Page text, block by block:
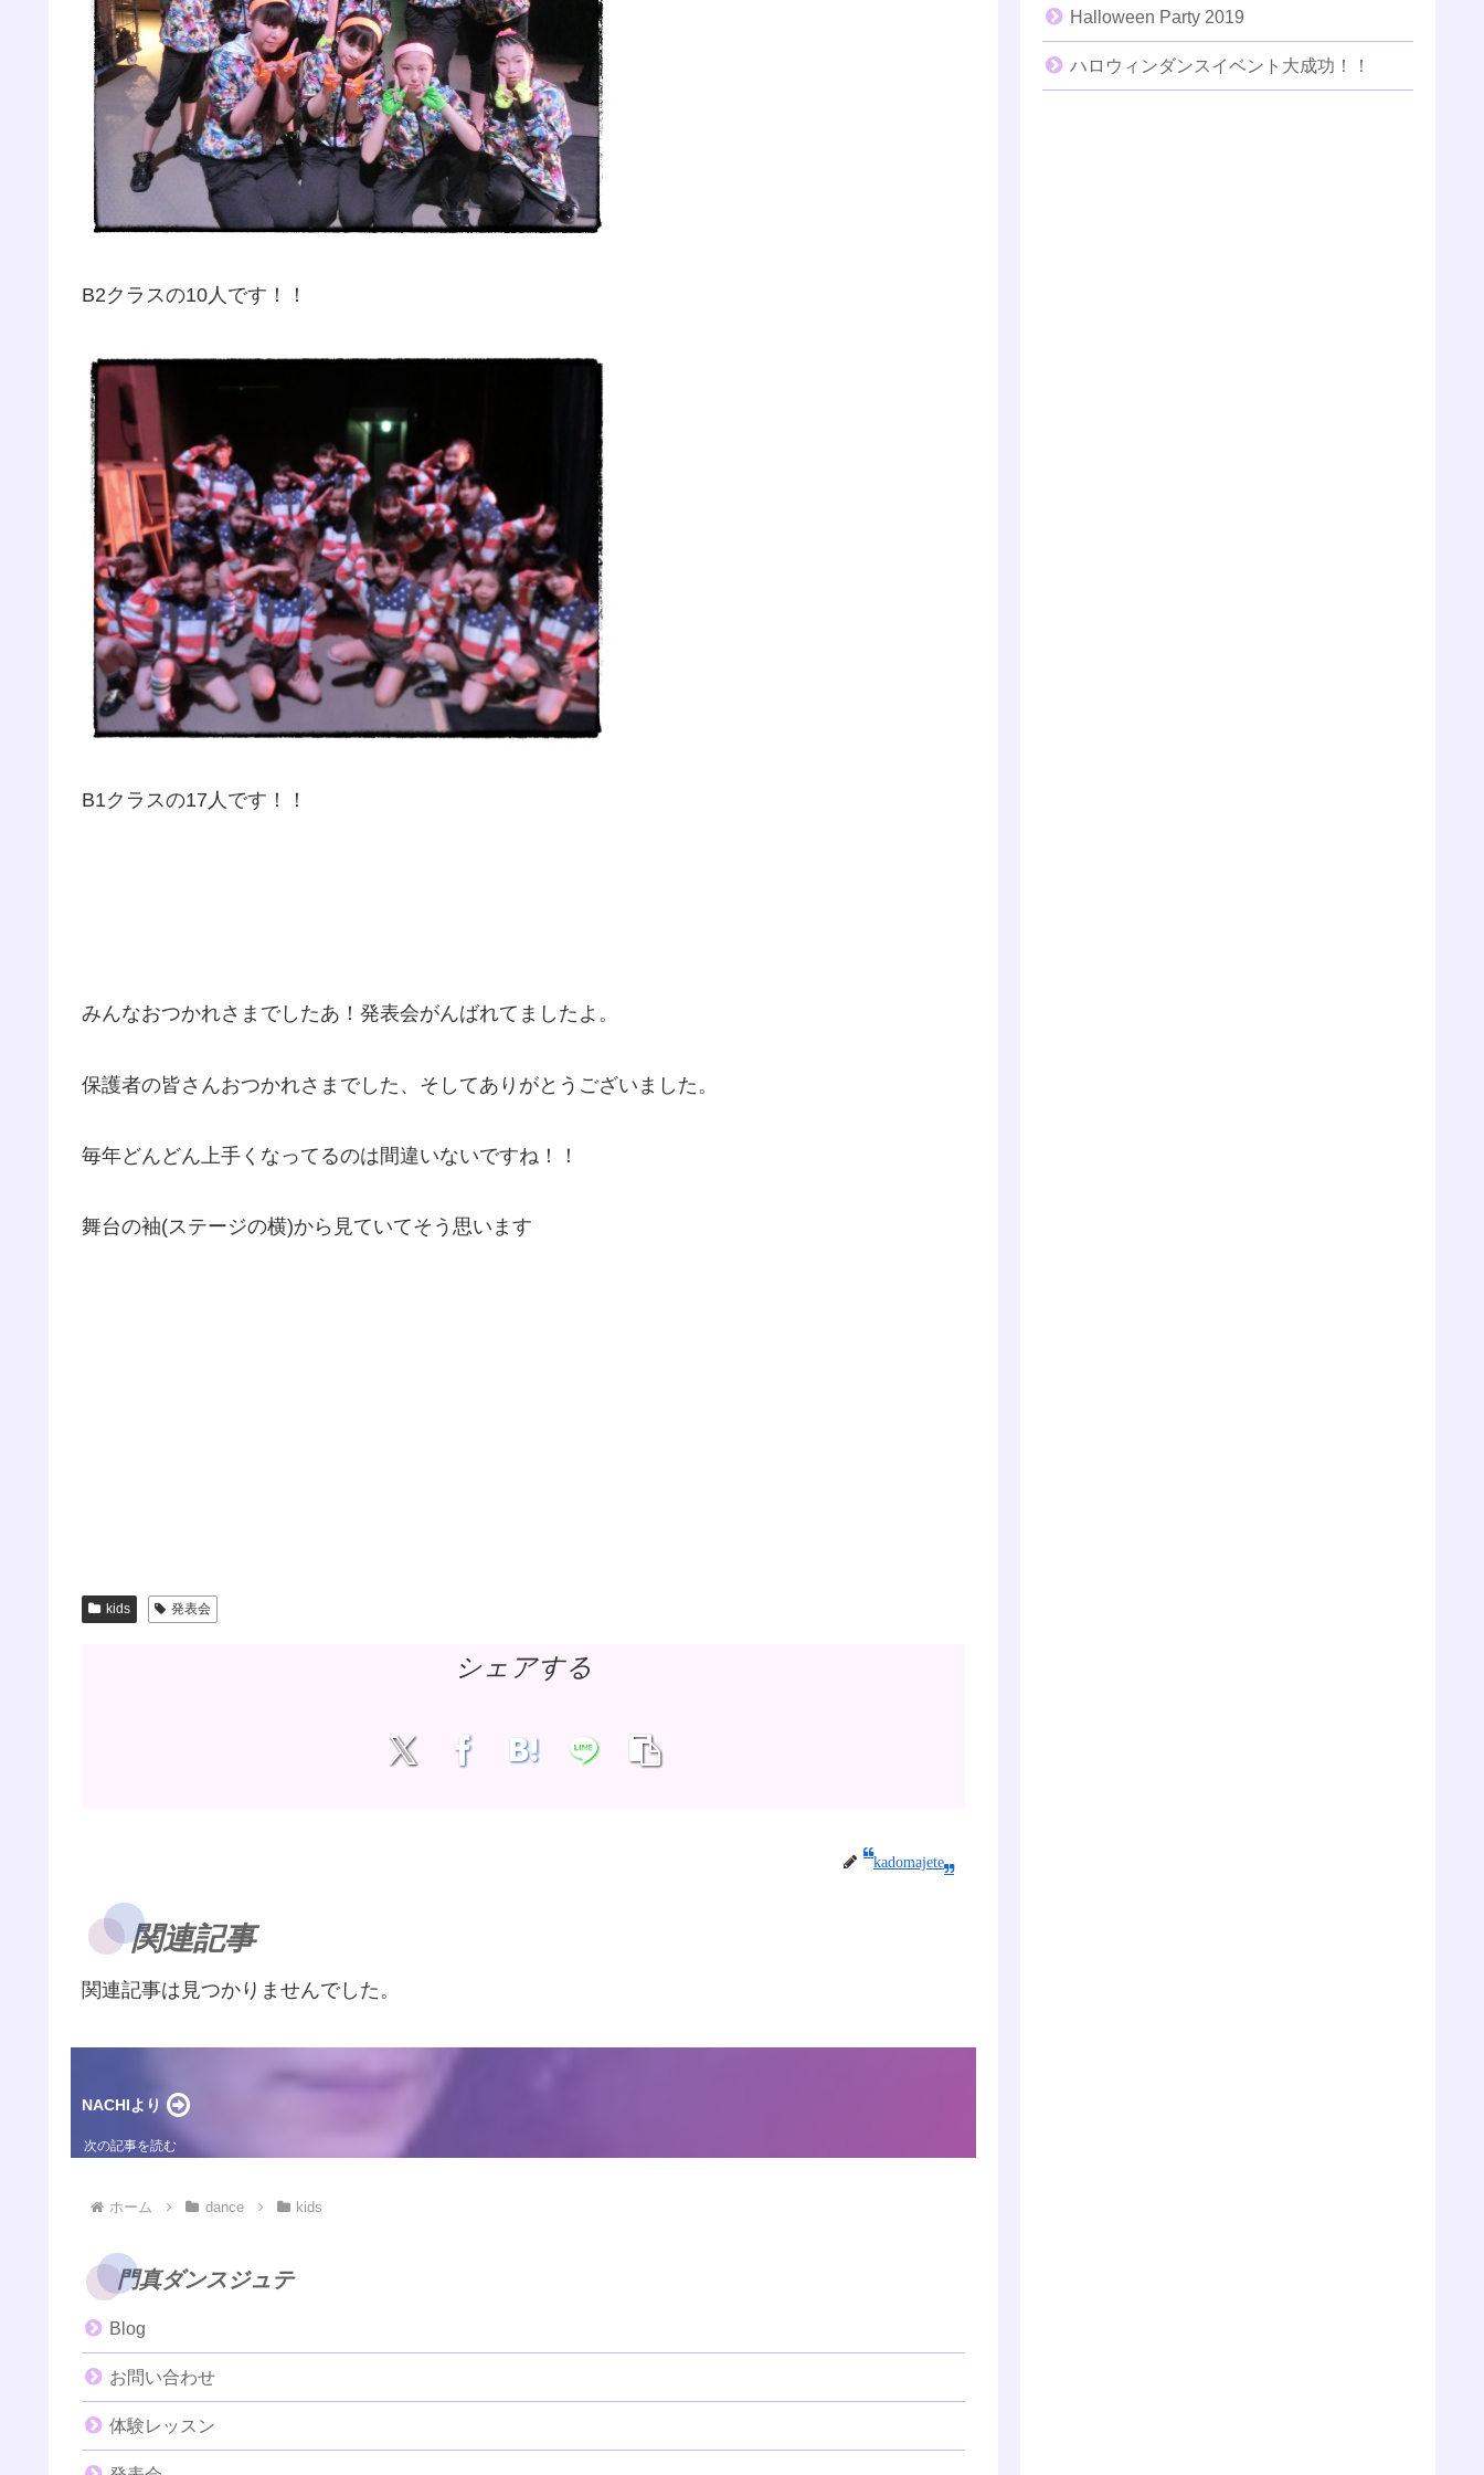
B2クラスの10人です！！
B1クラスの17人です！！
みんなおつかれさまでしたあ！発表会がんばれてましたよ。
保護者の皆さんおつかれさまでした、そしてありがとうございました。
毎年どんどん上手くなってるのは間違いないですね！！
舞台の袖(ステージの横)から見ていてそう思います
kids 発表会
シェアする
kadomajete
関連記事
関連記事は見つかりませんでした。
NACHIより
ホーム dance kids
門真ダンスジュテ
Blog
お問い合わせ
体験レッスン
Halloween Party 2019
ハロウィンダンスイベント大成功！！